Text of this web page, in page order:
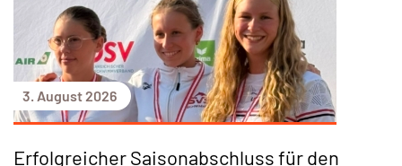
DETAILS ANZEIGEN